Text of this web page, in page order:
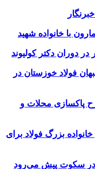
خانواده شهید
دکتر کولیوند
خوزستان در
محلات و
بزرگ فولاد برای
پیش می‌رود